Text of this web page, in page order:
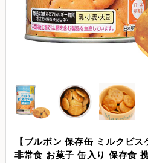
【ブルボン 保存缶 ミルクビ
非常食 お菓子 缶入り 保存食